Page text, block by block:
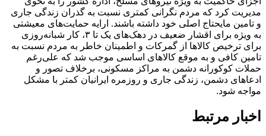
مدیریت کرد که مردم نگرانی کمتری نسبت به گذران زندگی جاری
و تامین مایحتاج اصلی خود داشته باشند. ارایه حمایت‌های معیشتی
به ویژه برای اقشار ضعیف در دهک‌های یک تا ۳، کار شبانه‌روزی
برای ترخیص کالاها از گمرکات و اطمینان خاطر به مردم نسبت به
تامین کافی و به موقع کالاهای اساسی موجب شد که علی‌رغم
حملات کوکورانه دشمن به مراکز مسکونی، برخلاف تصور و
ادعاهای دشمن، زندگی جاری و روزمره ایرانیان کمتر با مشکل
مواجه شود.
اخبار مرتبط